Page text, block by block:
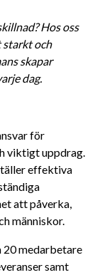
Hos oss
starkt och
skapar
dag.
för
viktigt uppdrag.
effektiva
att påverka,
människor.
20 medarbetare
samt